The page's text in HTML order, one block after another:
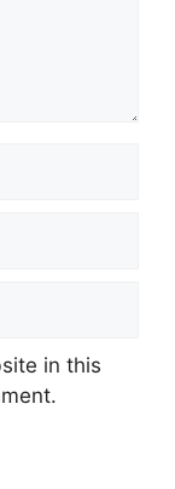
in this